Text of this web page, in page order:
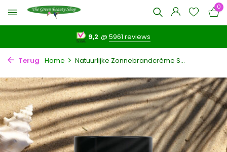
0
9,2 @5961 reviews
Terug Home Natuurlijke Zonnebrandcrème S...